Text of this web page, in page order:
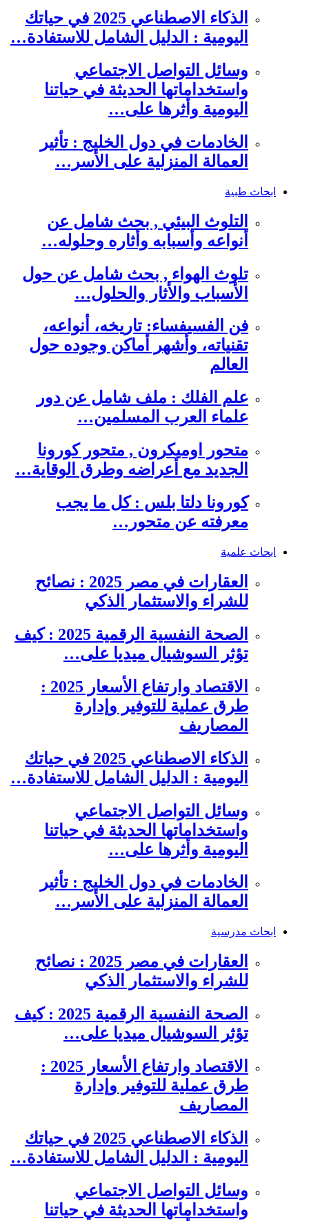
الذكاء الاصطناعي 2025 في حياتك
اليومية : الدليل الشامل للاستفادة…
وسائل التواصل الاجتماعي
واستخداماتها الحديثة في حياتنا
اليومية وأثرها على…
الخادمات في دول الخليج : تأثير
العمالة المنزلية على الأسر…
ابحاث طبية
التلوث البيئي , بحث شامل عن
أنواعه وأسبابه وأثاره وحلوله…
تلوث الهواء , بحث شامل عن حول
الأسباب والأثار والحلول…
فن الفسيفساء: تاريخه، أنواعه،
تقنياته، وأشهر أماكن وجوده حول
العالم
علم الفلك : ملف شامل عن دور
علماء العرب المسلمين…
متحور اوميكرون , متحور كورونا
الجديد مع أعراضه وطرق الوقاية…
كورونا دلتا بلس : كل ما يجب
معرفته عن متحور…
ابحاث علمية
العقارات في مصر 2025 : نصائح
للشراء والاستثمار الذكي
الصحة النفسية الرقمية 2025 : كيف
تؤثر السوشيال ميديا على…
الاقتصاد وارتفاع الأسعار 2025 :
طرق عملية للتوفير وإدارة
المصاريف
الذكاء الاصطناعي 2025 في حياتك
اليومية : الدليل الشامل للاستفادة…
وسائل التواصل الاجتماعي
واستخداماتها الحديثة في حياتنا
اليومية وأثرها على…
الخادمات في دول الخليج : تأثير
العمالة المنزلية على الأسر…
ابحاث مدرسية
العقارات في مصر 2025 : نصائح
للشراء والاستثمار الذكي
الصحة النفسية الرقمية 2025 : كيف
تؤثر السوشيال ميديا على…
الاقتصاد وارتفاع الأسعار 2025 :
طرق عملية للتوفير وإدارة
المصاريف
الذكاء الاصطناعي 2025 في حياتك
اليومية : الدليل الشامل للاستفادة…
وسائل التواصل الاجتماعي
واستخداماتها الحديثة في حياتنا